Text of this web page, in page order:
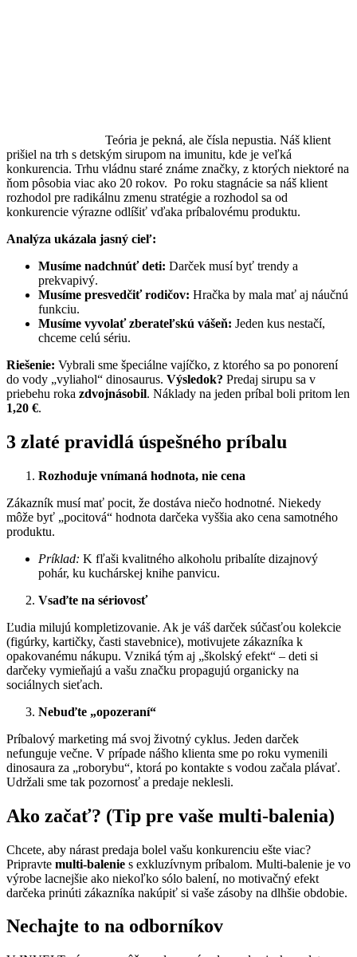
Teória je pekná, ale čísla nepustia. Náš klient
prišiel na trh s detským sirupom na imunitu, kde je veľká
konkurencia. Trhu vládnu staré známe značky, z ktorých niektoré na
ňom pôsobia viac ako 20 rokov. Po roku stagnácie sa náš klient
rozhodol pre radikálnu zmenu stratégie a rozhodol sa od
konkurencie výrazne odlíšiť vďaka príbalovému produktu.
Analýza ukázala jasný cieľ:
Musíme nadchnúť deti: Darček musí byť trendy a
prekvapivý.
Musíme presvedčiť rodičov: Hračka by mala mať aj náučnú
funkciu.
Musíme vyvolať zberateľskú vášeň: Jeden kus nestačí,
chceme celú sériu.
Riešenie: Vybrali sme špeciálne vajíčko, z ktorého sa po ponorení
do vody „vyliahol“ dinosaurus. Výsledok? Predaj sirupu sa v
priebehu roka zdvojnásobil. Náklady na jeden príbal boli pritom len
1,20 €.
3 zlaté pravidlá úspešného príbalu
Rozhoduje vnímaná hodnota, nie cena
Zákazník musí mať pocit, že dostáva niečo hodnotné. Niekedy
môže byť „pocitová“ hodnota darčeka vyššia ako cena samotného
produktu.
Príklad: K fľaši kvalitného alkoholu pribalíte dizajnový
pohár, ku kuchárskej knihe panvicu.
Vsaďte na sériovosť
Ľudia milujú kompletizovanie. Ak je váš darček súčasťou kolekcie
(figúrky, kartičky, časti stavebnice), motivujete zákazníka k
opakovanému nákupu. Vzniká tým aj „školský efekt“ – deti si
darčeky vymieňajú a vašu značku propagujú organicky na
sociálnych sieťach.
Nebuďte „opozeraní“
Príbalový marketing má svoj životný cyklus. Jeden darček
nefunguje večne. V prípade nášho klienta sme po roku vymenili
dinosaura za „roborybu“, ktorá po kontakte s vodou začala plávať.
Udržali sme tak pozornosť a predaje neklesli.
Ako začať? (Tip pre vaše multi-balenia)
Chcete, aby nárast predaja bolel vašu konkurenciu ešte viac?
Pripravte multi-balenie s exkluzívnym príbalom. Multi-balenie je vo
výrobe lacnejšie ako niekoľko sólo balení, no motivačný efekt
darčeka prinúti zákazníka nakúpiť si vaše zásoby na dlhšie obdobie.
Nechajte to na odborníkov